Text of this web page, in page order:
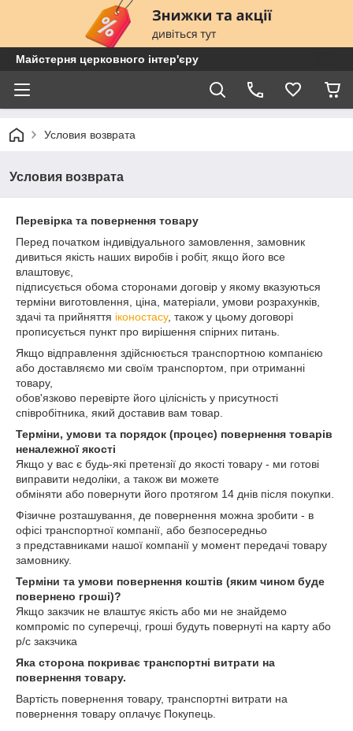
Майстерня церковного інтер'єру
Условия возврата
Условия возврата
Перевірка та повернення товару
Перед початком індивідуального замовлення, замовник
дивиться якість наших виробів і робіт, якщо його все
влаштовує,
підписується обома сторонами договір у якому вказуються
терміни виготовлення, ціна, матеріали, умови розрахунків,
здачі та прийняття іконостасу, також у цьому договорі
прописується пункт про вирішення спірних питань.
Якщо відправлення здійснюється транспортною компанією
або доставляємо ми своїм транспортом, при отриманні
товару,
обов'язково перевірте його цілісність у присутності
співробітника, який доставив вам товар.
Терміни, умови та порядок (процес) повернення товарів
неналежної якості
Якщо у вас є будь-які претензії до якості товару - ми готові
виправити недоліки, а також ви можете
обміняти або повернути його протягом 14 днів після покупки.
Фізичне розташування, де повернення можна зробити - в
офісі транспортної компанії, або безпосередньо
з представниками нашої компанії у момент передачі товару
замовнику.
Терміни та умови повернення коштів (яким чином буде
повернено гроші)?
Якщо закзчик не влаштує якість або ми не знайдемо
компроміс по суперечці, гроші будуть повернуті на карту або
р/с закзчика
Яка сторона покриває транспортні витрати на
повернення товару.
Вартість повернення товару, транспортні витрати на
повернення товару оплачує Покупець.